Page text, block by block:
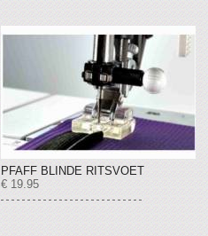
PFAFF BLINDE RITSVOET
€ 19.95